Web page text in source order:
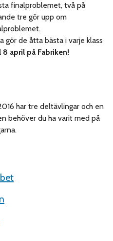
finalproblemet, två på
tre gör upp om
gör de åtta bästa i varje klass
april på Fabriken!
har tre deltävlingar och en
behöver du ha varit med på